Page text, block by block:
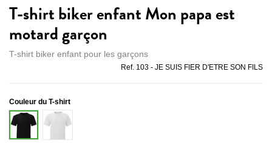
T-shirt biker enfant Mon papa est
motard garçon
T-shirt biker enfant pour les garçons
Ref. 103 - JE SUIS FIER D'ETRE SON FILS
Couleur du T-shirt
Noir
Blanc